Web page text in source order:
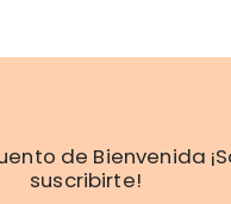
de Bienvenida
suscribirte!